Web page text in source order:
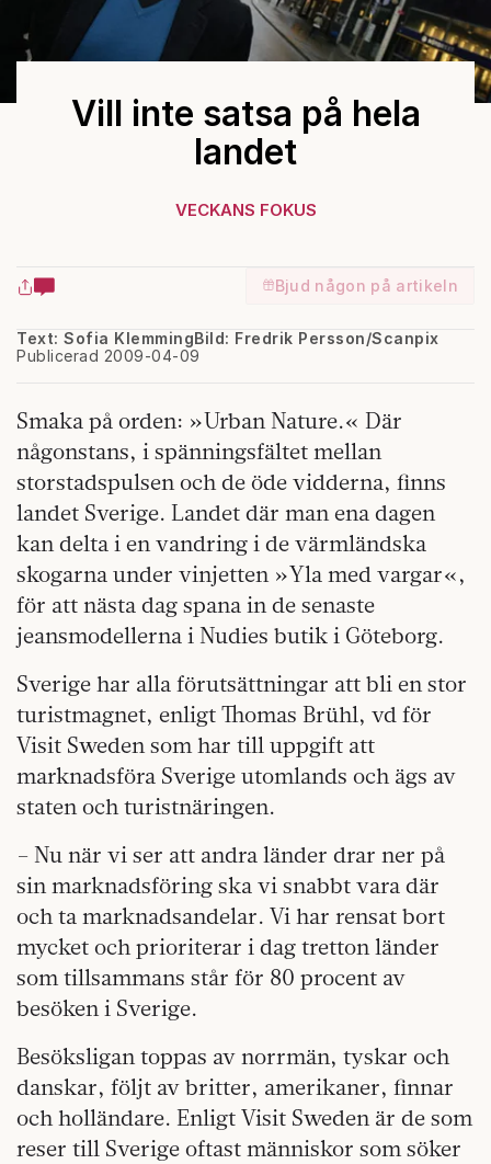
Vill inte satsa på hela
landet
VECKANS FOKUS
Bjud någon på artikeln
Text: Sofia Klemming
Publicerad 2009-04-09
Bild: Fredrik Persson/Scanpix
Smaka på orden: »Urban Nature.« Där
någonstans, i spänningsfältet mellan
storstadspulsen och de öde vidderna, finns
landet Sverige. Landet där man ena dagen
kan delta i en vandring i de värmländska
skogarna under vinjetten »Yla med vargar«,
för att nästa dag spana in de senaste
jeansmodellerna i Nudies butik i Göteborg.
Sverige har alla förutsättningar att bli en stor
turistmagnet, enligt Thomas Brühl, vd för
Visit Sweden som har till uppgift att
marknadsföra Sverige utomlands och ägs av
staten och turistnäringen.
– Nu när vi ser att andra länder drar ner på
sin marknadsföring ska vi snabbt vara där
och ta marknadsandelar. Vi har rensat bort
mycket och prioriterar i dag tretton länder
som tillsammans står för 80 procent av
besöken i Sverige.
Besöksligan toppas av norrmän, tyskar och
danskar, följt av britter, amerikaner, finnar
och holländare. Enligt Visit Sweden är de som
reser till Sverige oftast människor som söker